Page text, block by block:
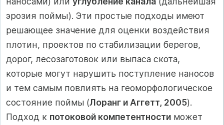
эрозия поймы). Эти простые подходы имеют
решающее значение для оценки воздействия
плотин, проектов по стабилизации берегов,
дорог, лесозаготовок или выпаса скота,
которые могут нарушить поступление наносов
и тем самым повлиять на геоморфологическое
состояние поймы (Лоранг и Аггетт, 2005).
Подход к потоковой компетентности может